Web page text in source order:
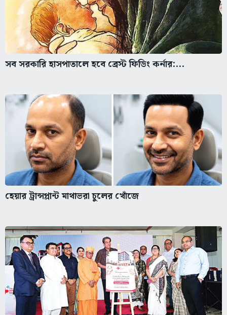
সব সরকারি হাসপাতালে হবে ব্রেস্ট ফিডিং কর্নার:...
হেয়ার ট্রান্সপ্লান্ট মাথাভরা চুলের খোঁজে